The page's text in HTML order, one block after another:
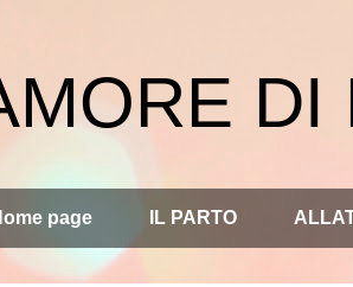
DI
page IL PARTO